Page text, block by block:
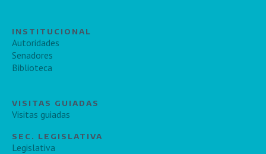
INSTITUCIONAL
Autoridades
Senadores
Biblioteca
VISITAS GUIADAS
Visitas guiadas
SEC. LEGISLATIVA
Legislativa